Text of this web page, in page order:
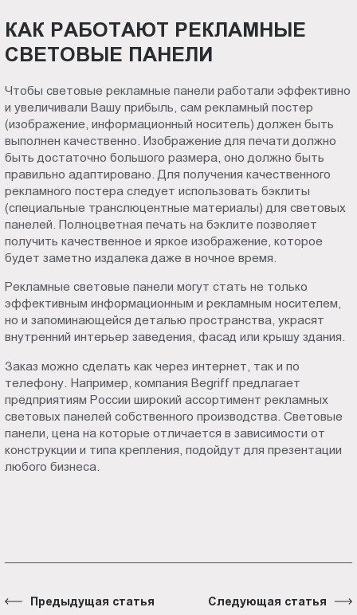
КАК РАБОТАЮТ РЕКЛАМНЫЕ
СВЕТОВЫЕ ПАНЕЛИ
Чтобы световые рекламные панели работали эффективно
и увеличивали Вашу прибыль, сам рекламный постер
(изображение, информационный носитель) должен быть
выполнен качественно. Изображение для печати должно
быть достаточно большого размера, оно должно быть
правильно адаптировано. Для получения качественного
рекламного постера следует использовать бэклиты
(специальные транслюцентные материалы) для световых
панелей. Полноцветная печать на бэклите позволяет
получить качественное и яркое изображение, которое
будет заметно издалека даже в ночное время.
Рекламные световые панели могут стать не только
эффективным информационным и рекламным носителем,
но и запоминающейся деталью пространства, украсят
внутренний интерьер заведения, фасад или крышу здания.
Заказ можно сделать как через интернет, так и по
телефону. Например, компания Begriff предлагает
предприятиям России широкий ассортимент рекламных
световых панелей собственного производства. Световые
панели, цена на которые отличается в зависимости от
конструкции и типа крепления, подойдут для презентации
любого бизнеса.
Предыдущая статья Следующая статья